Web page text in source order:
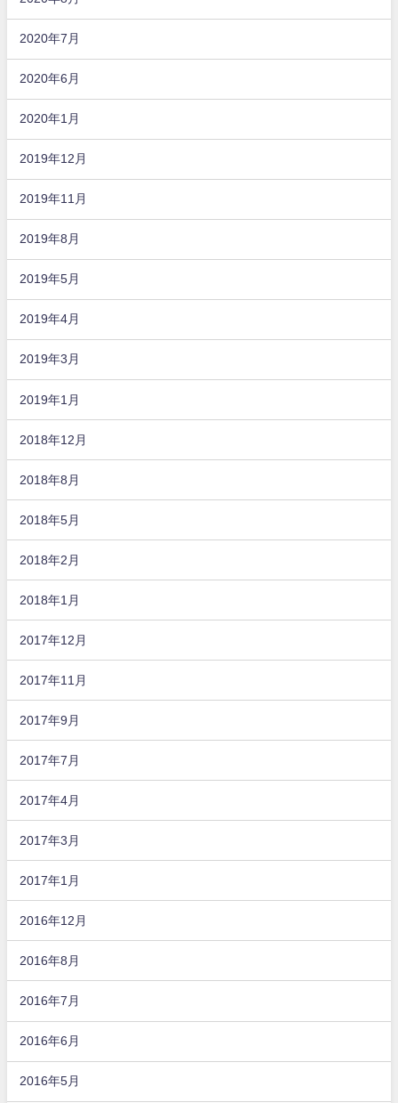
2020年7月
2020年6月
2020年1月
2019年12月
2019年11月
2019年8月
2019年5月
2019年4月
2019年3月
2019年1月
2018年12月
2018年8月
2018年5月
2018年2月
2018年1月
2017年12月
2017年11月
2017年9月
2017年7月
2017年4月
2017年3月
2017年1月
2016年12月
2016年8月
2016年7月
2016年6月
2016年5月